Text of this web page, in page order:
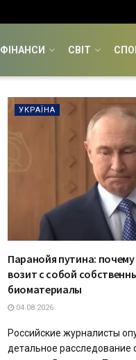
ФІНАНСИ СВІТ
УКРАЇНА
Паранойя путина:
возит с собой
биоматериалы
04.08.2026
Российские журналисты
детальное расследование